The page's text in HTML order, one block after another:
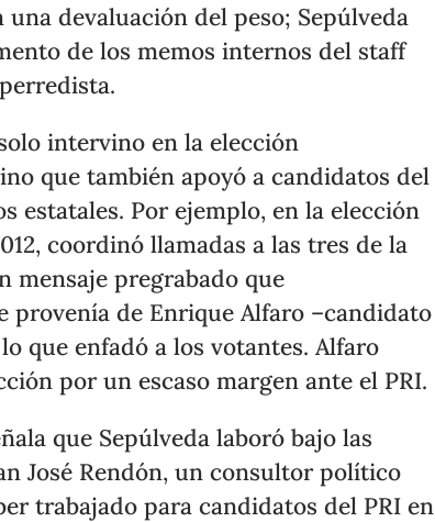
devaluación del peso; Sepúlveda
de los memos internos del staff
intervino en la elección
que también apoyó a candidatos del
estatales. Por ejemplo, en la elección
coordinó llamadas a las tres de la
mensaje pregrabado que
provenía de Enrique Alfaro –candidato
que enfadó a los votantes. Alfaro
por un escaso margen ante el PRI.
que Sepúlveda laboró bajo las
José Rendón, un consultor político
trabajado para candidatos del PRI en